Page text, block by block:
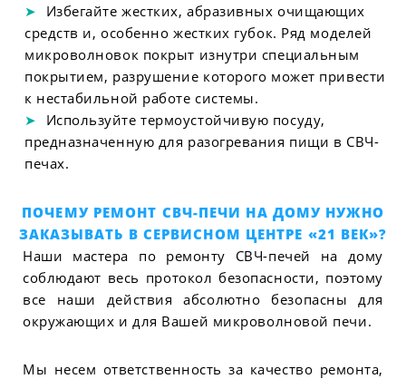
Избегайте жестких, абразивных очищающих
средств и, особенно жестких губок. Ряд моделей
микроволновок покрыт изнутри специальным
покрытием, разрушение которого может привести
к нестабильной работе системы.
Используйте термоустойчивую посуду,
предназначенную для разогревания пищи в СВЧ-
печах.
ПОЧЕМУ РЕМОНТ СВЧ-ПЕЧИ НА ДОМУ НУЖНО
ЗАКАЗЫВАТЬ В СЕРВИСНОМ ЦЕНТРЕ «21 ВЕК»?
Наши мастера по ремонту СВЧ-печей на дому
соблюдают весь протокол безопасности, поэтому
все наши действия абсолютно безопасны для
окружающих и для Вашей микроволновой печи.
Мы несем ответственность за качество ремонта,